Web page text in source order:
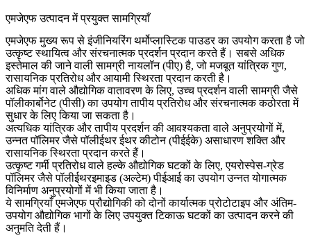
एमजेएफ उत्पादन में प्रयुक्त सामग्रियाँ
एमजेएफ मुख्य रूप से इंजीनियरिंग थर्मोप्लास्टिक पाउडर का उपयोग करता है जो
उत्कृष्ट स्थायित्व और संरचनात्मक प्रदर्शन प्रदान करते हैं। सबसे अधिक
इस्तेमाल की जाने वाली सामग्रीनायलॉन (पीए)है, जो मजबूत यांत्रिक गुण,
रासायनिक प्रतिरोध और आयामी स्थिरता प्रदान करती है।
अधिक मांग वाले औद्योगिक वातावरण के लिए, उच्च प्रदर्शन वाली सामग्री जैसे
पॉलीकार्बोनेट (पीसी)का उपयोग तापीय प्रतिरोध और संरचनात्मक कठोरता में
सुधार के लिए किया जा सकता है।
अत्यधिक यांत्रिक और तापीय प्रदर्शन की आवश्यकता वाले अनुप्रयोगों में,
उन्नत पॉलिमर जैसेपॉलीईथर ईथर कीटोन (पीईईके) असाधारण शक्ति और
रासायनिक स्थिरता प्रदान करते हैं।
उत्कृष्ट गर्मी प्रतिरोध वाले हल्के औद्योगिक घटकों के लिए, एयरोस्पेस-ग्रेड
पॉलिमर जैसेपॉलीईथरइमाइड (अल्टेम) पीईआईका उपयोग उन्नत योगात्मक
विनिर्माण अनुप्रयोगों में भी किया जाता है।
ये सामग्रियाँ एमजेएफ प्रौद्योगिकी को दोनों कार्यात्मक प्रोटोटाइप और अंतिम-
उपयोग औद्योगिक भागों के लिए उपयुक्त टिकाऊ घटकों का उत्पादन करने की
अनुमति देती हैं।